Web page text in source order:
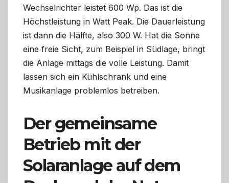
Wechselrichter leistet 600 Wp. Das ist die
Höchstleistung in Watt Peak. Die Dauerleistung
ist dann die Hälfte, also 300 W. Hat die Sonne
eine freie Sicht, zum Beispiel in Südlage, bringt
die Anlage mittags die volle Leistung. Damit
lassen sich ein Kühlschrank und eine
Musikanlage problemlos betreiben.
Der gemeinsame
Betrieb mit der
Solaranlage auf dem